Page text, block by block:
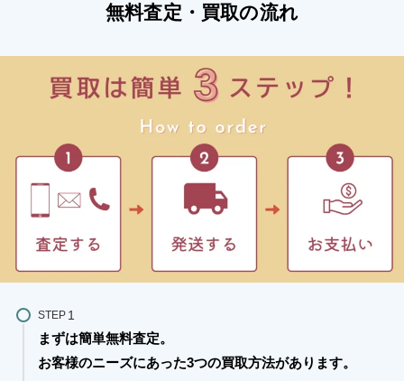
無料査定・買取の流れ
STEP
まずは簡単無料査定。
お客様のニーズにあった3つの買取方法があります。​